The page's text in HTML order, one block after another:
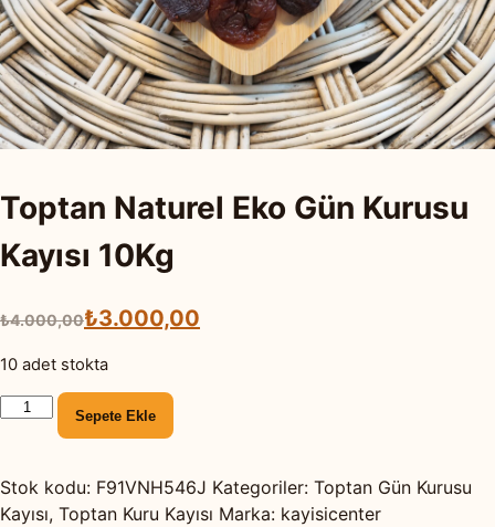
Toptan Naturel Eko Gün Kurusu
Kayısı 10Kg
₺4.000,00
Orijinal
fiyat:
₺4.000,00.
₺3.000,00
Şu
andaki
₺3.000,00.
10 adet stokta
Toptan
Naturel
Gün
Kurusu
Sepete Ekle
Stok kodu: F91VNH546J Kategoriler: Toptan Gün Kurusu
Kayısı, Toptan Kuru Kayısı Marka: kayisicenter